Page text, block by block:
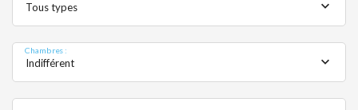
Tous types
Chambres :
Indifférent